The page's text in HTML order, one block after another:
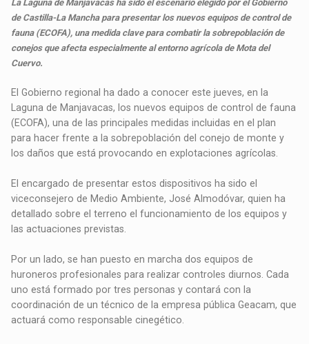
La Laguna de Manjavacas ha sido el escenario elegido por el Gobierno
de Castilla-La Mancha para presentar los nuevos equipos de control de
fauna (ECOFA), una medida clave para combatir la sobrepoblación de
conejos que afecta especialmente al entorno agrícola de Mota del
Cuervo.
El Gobierno regional ha dado a conocer este jueves, en la
Laguna de Manjavacas, los nuevos equipos de control de fauna
(ECOFA), una de las principales medidas incluidas en el plan
para hacer frente a la sobrepoblación del conejo de monte y
los daños que está provocando en explotaciones agrícolas.
El encargado de presentar estos dispositivos ha sido el
viceconsejero de Medio Ambiente, José Almodóvar, quien ha
detallado sobre el terreno el funcionamiento de los equipos y
las actuaciones previstas.
Por un lado, se han puesto en marcha dos equipos de
huroneros profesionales para realizar controles diurnos. Cada
uno está formado por tres personas y contará con la
coordinación de un técnico de la empresa pública Geacam, que
actuará como responsable cinegético.